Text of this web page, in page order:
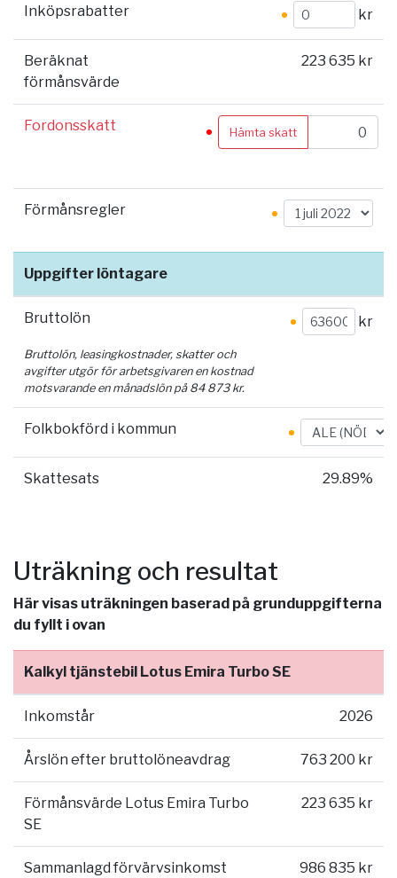
Inköpsrabatter kr
Beräknat
förmånsvärde
223 635 kr
Fordonsskatt Hämta skatt
Förmånsregler
Uppgifter löntagare
Bruttolön kr
Bruttolön, leasingkostnader, skatter och
avgifter utgör för arbetsgivaren en kostnad
motsvarande en månadslön på 84 873kr.
Folkbokförd i kommun
Skattesats 29.89%
Uträkning och resultat
Här visas uträkningen baserad på grunduppgifterna
du fyllt i ovan
Kalkyl tjänstebil Lotus Emira Turbo SE
Inkomstår 2026
Årslön efter bruttolöneavdrag 763 200 kr
Förmånsvärde Lotus Emira Turbo
SE
223 635 kr
Sammanlagd förvärvsinkomst 986 835 kr